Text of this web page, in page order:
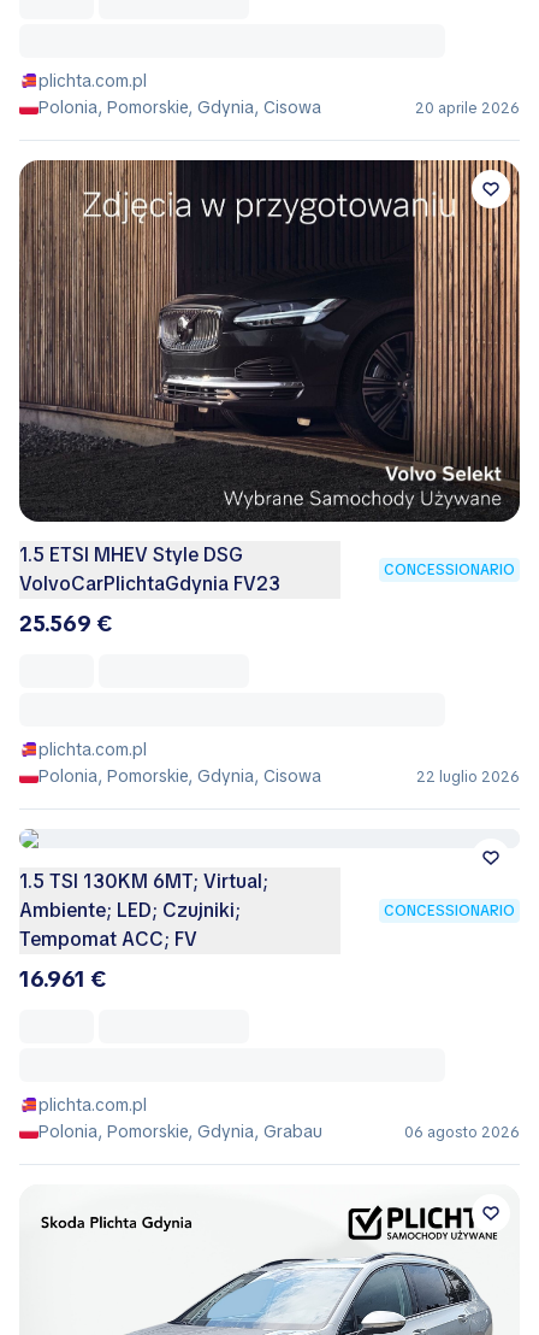
plichta.com.pl
Polonia, Pomorskie, Gdynia, Cisowa
20 aprile 2026
1.5 ETSI MHEV Style DSG
VolvoCarPlichtaGdynia FV23
CONCESSIONARIO
25.569 €
plichta.com.pl
Polonia, Pomorskie, Gdynia, Cisowa
22 luglio 2026
1.5 TSI 130KM 6MT; Virtual;
Ambiente; LED; Czujniki;
Tempomat ACC; FV
CONCESSIONARIO
16.961 €
plichta.com.pl
Polonia, Pomorskie, Gdynia, Grabau
06 agosto 2026